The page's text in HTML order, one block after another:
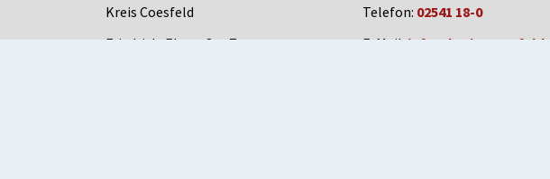
Kreis Coesfeld
Friedrich-Ebert-Str. 7
Telefon: 02541 18-0
E-Mail:info@kreis-